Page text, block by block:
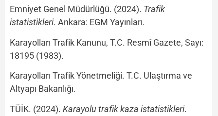
Emniyet Genel Müdürlüğü. (2024). Trafik
istatistikleri. Ankara: EGM Yayınları.
Karayolları Trafik Kanunu, T.C. Resmî Gazete, Sayı:
18195 (1983).
Karayolları Trafik Yönetmeliği. T.C. Ulaştırma ve
Altyapı Bakanlığı.
TÜİK. (2024). Karayolu trafik kaza istatistikleri.